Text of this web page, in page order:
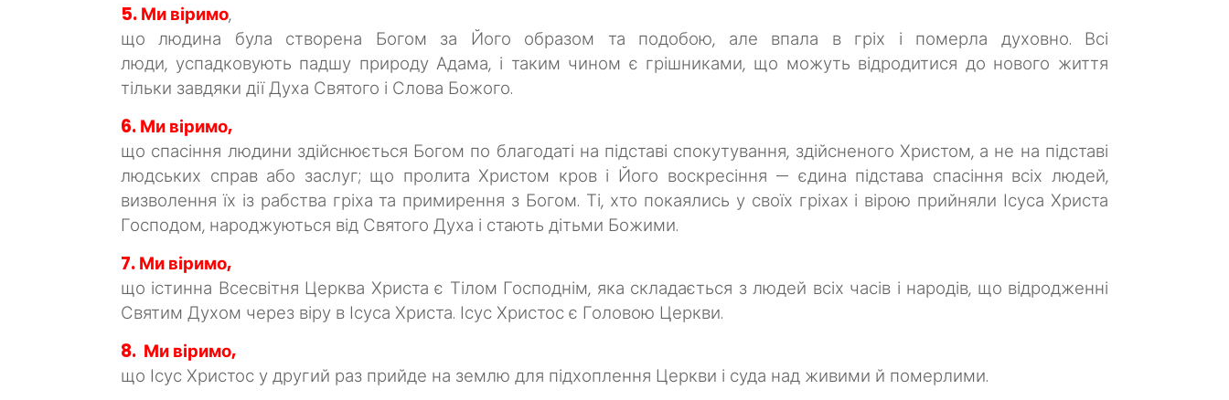
5. Ми віримо,
що людина була створена Богом за Його образом та подобою, але впала в гріх і померла духовно. Всі
люди, успадковують падшу природу Адама, і таким чином є грішниками, що можуть відродитися до нового життя
тільки завдяки дії Духа Святого і Слова Божого.
6. Ми віримо,
що спасіння людини здійснюється Богом по благодаті на підставі спокутування, здійсненого Христом, а не на підставі
людських справ або заслуг; що пролита Христом кров і Його воскресіння — єдина підстава спасіння всіх людей,
визволення їх із рабства гріха та примирення з Богом. Ті, хто покаялись у своїх гріхах і вірою прийняли Ісуса Христа
Господом, народжуються від Святого Духа і стають дітьми Божими.
7. Ми віримо,
що істинна Всесвітня Церква Христа є Тілом Господнім, яка складається з людей всіх часів і народів, що відродженні
Святим Духом через віру в Ісуса Христа. Ісус Христос є Головою Церкви.
8. Ми віримо,
що Ісус Христос у другий раз прийде на землю для підхоплення Церкви і суда над живими й померлими.